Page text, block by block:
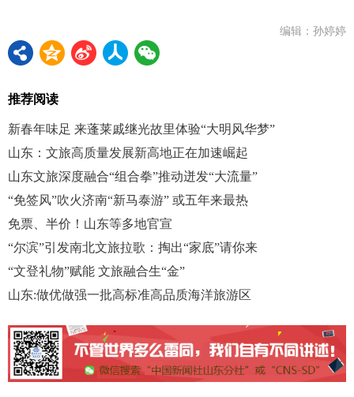
编辑：孙婷婷
推荐阅读
新春年味足 来蓬莱戚继光故里体验“大明风华梦”
山东：文旅高质量发展新高地正在加速崛起
山东文旅深度融合“组合拳”推动迸发“大流量”
“免签风”吹火济南“新马泰游” 或五年来最热
免票、半价！山东等多地官宣
“尔滨”引发南北文旅拉歌：掏出“家底”请你来
“文登礼物”赋能 文旅融合生“金”
山东:做优做强一批高标准高品质海洋旅游区